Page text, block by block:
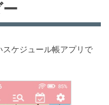
スケジュール帳アプリで